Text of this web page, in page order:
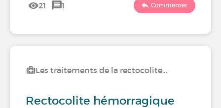
21 1 Commenter
Les traitements de la rectocolite…
Rectocolite hémorragique